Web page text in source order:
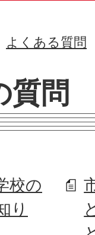
よくある質問
質問
校の
り